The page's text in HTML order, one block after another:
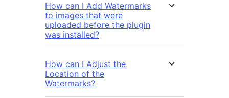
How can I Add Watermarks
to images that were
uploaded before the plugin
was installed?
How can I Adjust the
Location of the
Watermarks?